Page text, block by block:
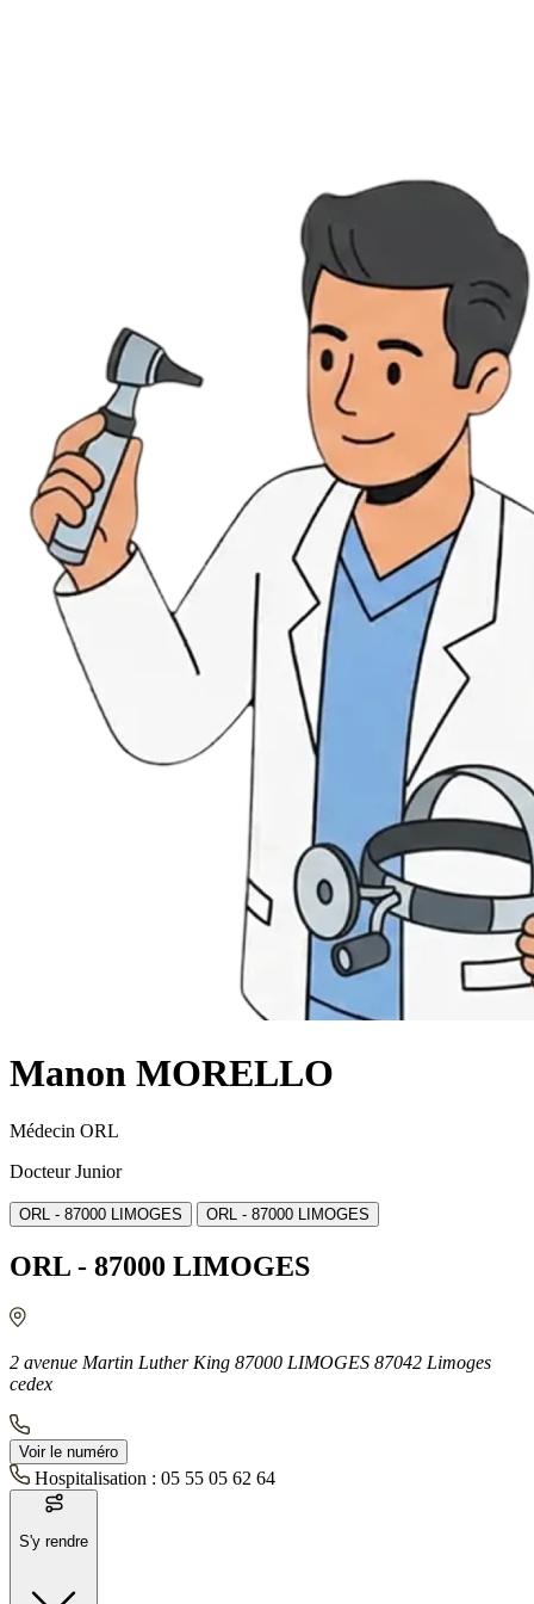
Manon MORELLO
Médecin ORL
Docteur Junior
ORL - 87000 LIMOGES ORL - 87000 LIMOGES
ORL - 87000 LIMOGES
2 avenue Martin Luther King 87000 LIMOGES 87042 Limoges
cedex
Voir le numéro
Hospitalisation : 05 55 05 62 64
S'y rendre